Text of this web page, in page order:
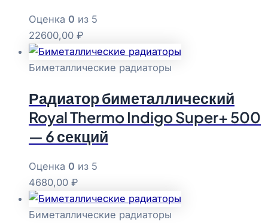
Оценка 0 из 5
22600,00 ₽
Биметаллические радиаторы
Радиатор биметаллический
Royal Thermo Indigo Super+ 500
— 6 секций
Оценка 0 из 5
4680,00 ₽
Биметаллические радиаторы